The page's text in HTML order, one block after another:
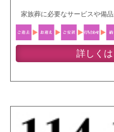
家族葬に必要なサービスや備
詳しく